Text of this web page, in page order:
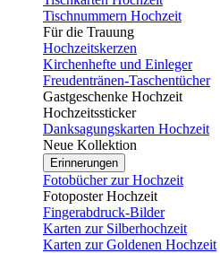
Tischnummern Hochzeit
Für die Trauung
Hochzeitskerzen
Kirchenhefte und Einleger
Freudentränen-Taschentücher
Gastgeschenke Hochzeit
Hochzeitssticker
Danksagungskarten Hochzeit
Neue Kollektion
Erinnerungen
Fotobücher zur Hochzeit
Fotoposter Hochzeit
Fingerabdruck-Bilder
Karten zur Silberhochzeit
Karten zur Goldenen Hochzeit